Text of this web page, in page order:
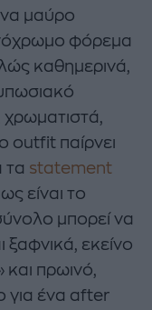
μαύρο
φόρεμα
καθημερινά,
χρωματιστά,
outfit παίρνει
τα statement
είναι το
μπορεί να
ξαφνικά, εκείνο
πρωινό,
για ένα after